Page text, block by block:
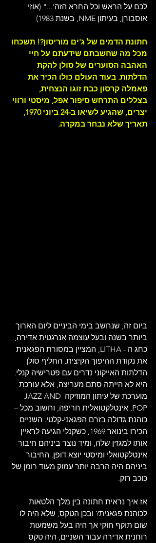
לכם על הראש וכל החרא הזה'..." (אוזי
אוסבורן, בעיתון NME, בשנת 1983)
חתונת הדמים של ג'ים מוריסון?! תשכחו
מכל מה שחשבתם שידעתם על חיי
האהבה הסוערים של סולן להקת
הדלתות. בעוד העולם כולו הכיר את
פאמלה קרסון כבת זוגו הנצחית,
בצללים התרחש סיפור אפל, מיסטי ורווי
יצרים, שהגיע לשיאו ב-24 ביוני 1970,
תאריך שלא נבחר במקרה.
ביום זה, שנחשב בימי הביניים ליום הארוך
ביותר בשנה ובעל עוצמה אנרגטית אדירה,
כחג ה - LITHA, המציין במסורת הפגאנית
את נקודת ההיפוך הקיצית, החליף סולן
הדלתות האייקוני נדרים עם פטרישיה קנלי.
היא לא הייתה סתם מעריצה, אלא עורכת
מוערכת של עיתון המוזיקה JAZZ AND
POP, אינטלקטואלית חריפה, וחשוב מכל –
כוהנת גדולה בזרם הפגאני-קלטי. השניים
הכירו בינואר 1969, כשקנלי הגיעה לראיין
אותו למגזין שלה, ומיד נוצר ביניהם חיבור
אינטלקטואלי ומיסטי יוצא דופן. החיבור
ביניהם היה הרבה יותר עמוק מעוד רומן של
כוכב רוק.
אז איך נראית חתונה בין מלך הלטאות
לכוהנת פגאנית? ובכן הטקס, שלא היה לו
שום תוקף חוקי אך היה בעל משמעות
רוחנית אדירה עבור השניים, היה טקס